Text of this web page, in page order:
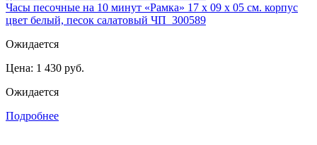
Часы песочные на 10 минут «Рамка» 17 х 09 х 05 см. корпус
цвет белый, песок салатовый ЧП_300589
Ожидается
Цена: 1 430 руб.
Ожидается
Подробнее